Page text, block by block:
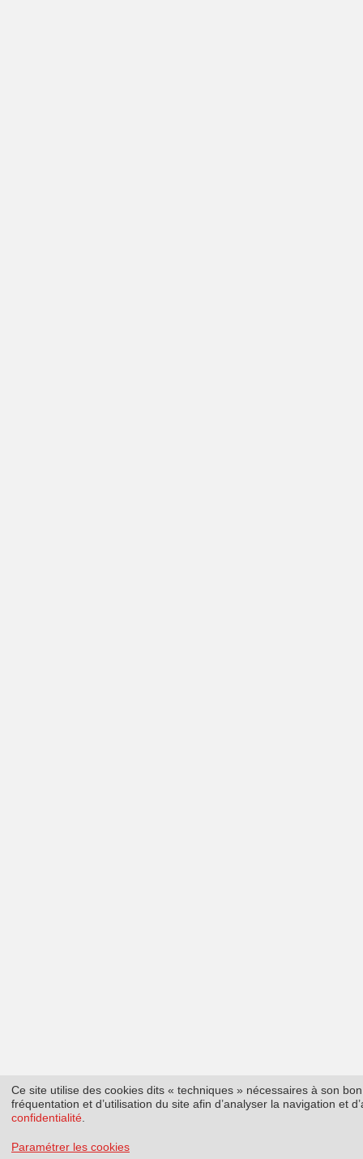
Ce site utilise des cookies dits « techniques » nécessaires à son
fréquentation et d’utilisation du site afin d’analyser la navigation et
confidentialité
Paramétrer les cookies